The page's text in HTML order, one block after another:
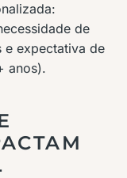
de
e expectativa de
anos).